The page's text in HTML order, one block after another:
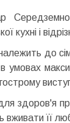
кухні і
до
в умовах
здоров'я
вживати її